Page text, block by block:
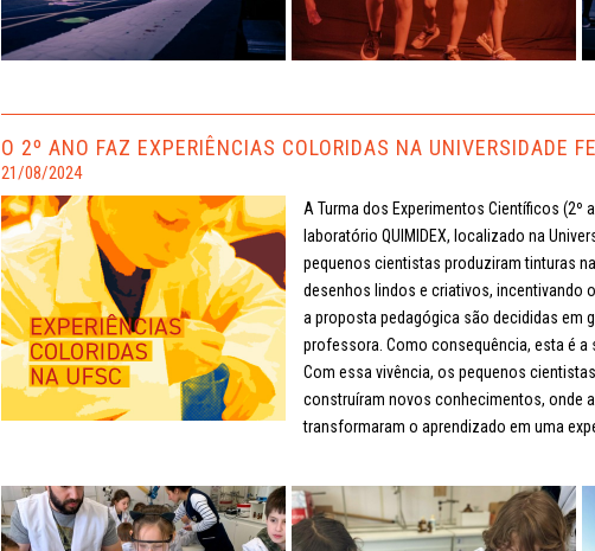
O 2º ANO FAZ EXPERIÊNCIAS COLORIDAS NA UNIVERSIDADE
21/08/2024
A Turma dos Experimentos Científicos (2º
laboratório QUIMIDEX, localizado na
pequenos cientistas produziram tinturas
desenhos lindos e criativos, incentivando
a proposta pedagógica são decididas em
professora. Como consequência, esta é a
Com essa vivência, os pequenos
construíram novos conhecimentos, onde
transformaram o aprendizado em uma